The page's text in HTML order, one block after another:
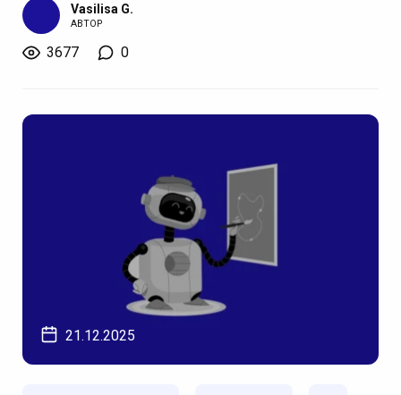
Vasilisa G.
АВТОР
3677 0
21.12.2025